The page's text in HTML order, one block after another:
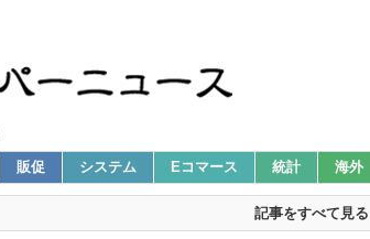
販促 システム Eコマース 統計 海外
記事をすべて見る